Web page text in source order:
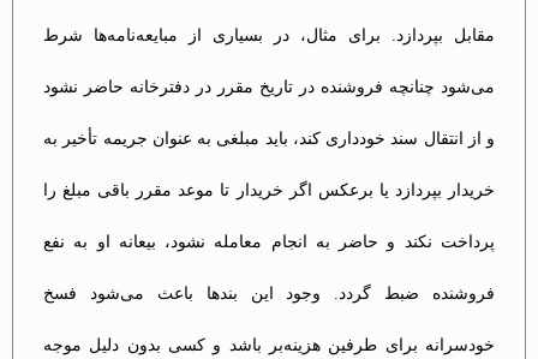
مقابل بپردازد. برای مثال، در بسیاری از مبایعه‌نامه‌ها شرط
می‌شود چنانچه فروشنده در تاریخ مقرر در دفترخانه حاضر نشود
و از انتقال سند خودداری کند، باید مبلغی به عنوان جریمه تأخیر به
خریدار بپردازد یا برعکس اگر خریدار تا موعد مقرر باقی مبلغ را
پرداخت نکند و حاضر به انجام معامله نشود، بیعانه او به نفع
فروشنده ضبط گردد. وجود این بندها باعث می‌شود فسخ
خودسرانه برای طرفین هزینه‌بر باشد و کسی بدون دلیل موجه